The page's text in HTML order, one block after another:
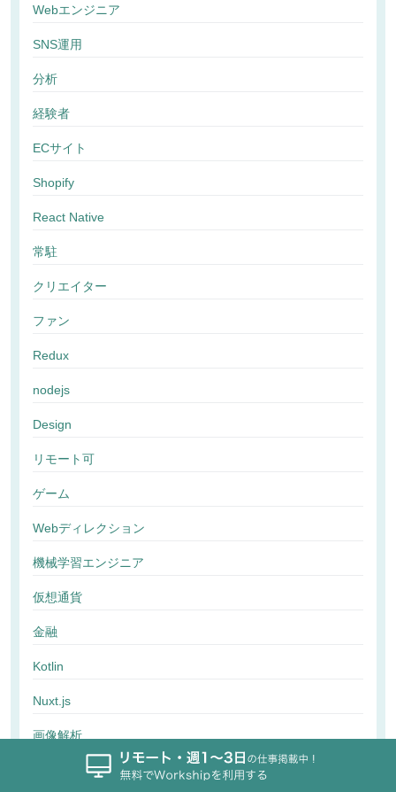
Webエンジニア
SNS運用
分析
経験者
ECサイト
Shopify
React Native
常駐
クリエイター
ファン
Redux
nodejs
Design
リモート可
ゲーム
Webディレクション
機械学習エンジニア
仮想通貨
金融
Kotlin
Nuxt.js
画像解析